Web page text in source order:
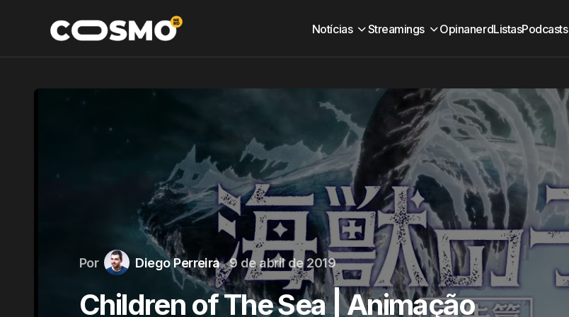
Notícias Streamings OpinanerdListasPodcasts
Por Diego Perreira 9 de abril de 2019
Children of The Sea | Animação